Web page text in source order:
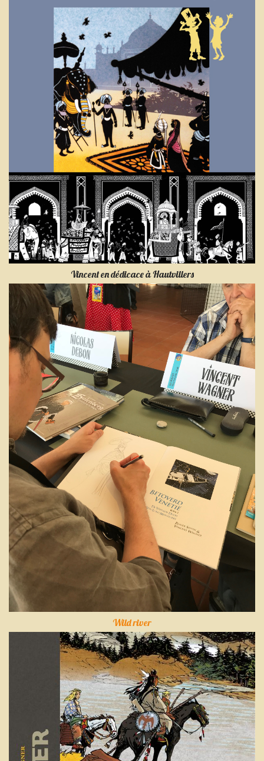
Vincent en dédicace à Hautvillers
Wild river